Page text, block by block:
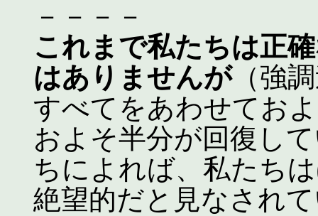
－－－－
これまで私たちは正
はありませんが（強
すべてをあわせてお
およそ半分が回復し
ちによれば、私たち
絶望的だと見なされ